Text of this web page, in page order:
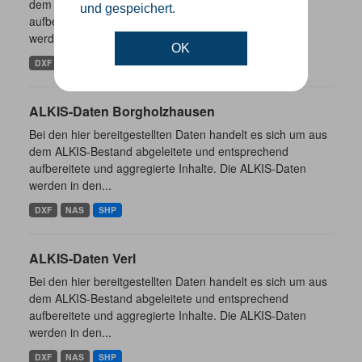
und gespeichert.
OK
dem ALKIS-Bestand abgeleitete und entsprechend
aufbereitete und aggregierte Inhalte. Die ALKIS-Daten
werden in den...
DXF SHP
ALKIS-Daten Borgholzhausen
Bei den hier bereitgestellten Daten handelt es sich um aus
dem ALKIS-Bestand abgeleitete und entsprechend
aufbereitete und aggregierte Inhalte. Die ALKIS-Daten
werden in den...
DXF NAS SHP
ALKIS-Daten Verl
Bei den hier bereitgestellten Daten handelt es sich um aus
dem ALKIS-Bestand abgeleitete und entsprechend
aufbereitete und aggregierte Inhalte. Die ALKIS-Daten
werden in den...
DXF NAS SHP